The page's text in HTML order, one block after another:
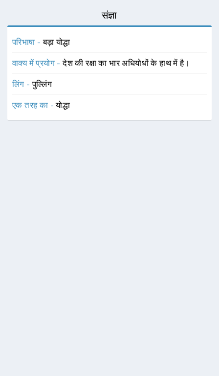
संज्ञा
परिभाषा -बड़ा योद्धा
वाक्य में प्रयोग -देश की रक्षा का भार अधियोधों के हाथ में है।
लिंग -पुल्लिंग
एक तरह का -योद्धा